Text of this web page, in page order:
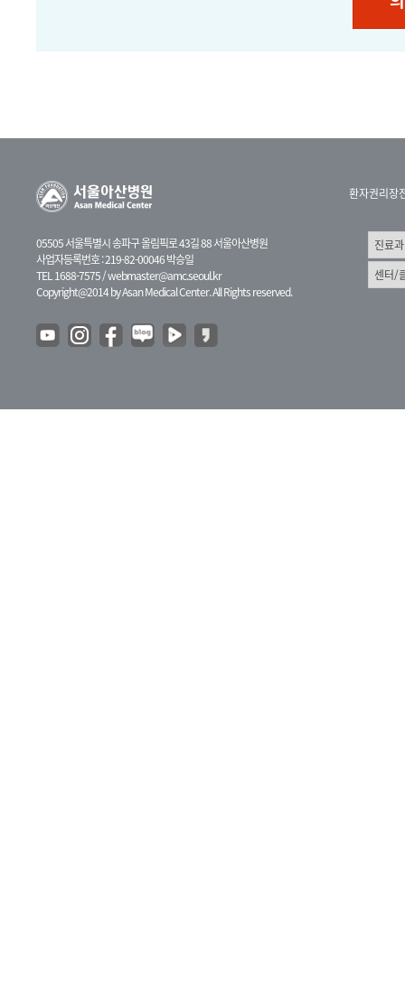
05505 서울특별시 송파구 올림픽로 43길 88 서울아산병원
사업자등록번호 : 219-82-00046 박승일
TEL 1688-7575 /webmaster@amc.seoul.kr
Copyright@2014 by Asan Medical Center. All Rights reserved.
환자권리장